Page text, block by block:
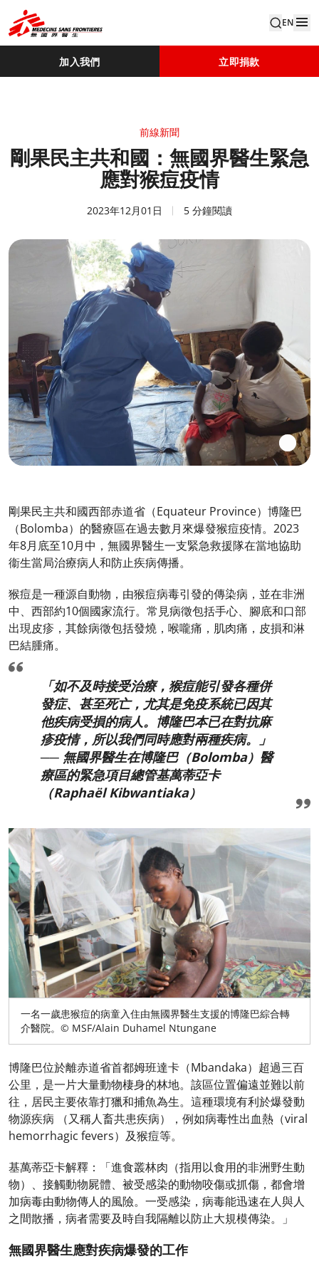
EN
加入我們 立即捐款
前線新聞
剛果民主共和國：無國界醫生緊急
應對猴痘疫情
2023年12月01日 5 分鐘閱讀
剛果民主共和國西部赤道省（Equateur Province）博隆巴
（Bolomba）的醫療區在過去數月來爆發猴痘疫情。2023
年8月底至10月中，無國界醫生一支緊急救援隊在當地協助
衞生當局治療病人和防止疾病傳播。
猴痘是一種源自動物，由猴痘病毒引發的傳染病，並在非洲
中、西部約10個國家流行。常見病徵包括手心、腳底和口部
出現皮疹，其餘病徵包括發燒，喉嚨痛，肌肉痛，皮損和淋
巴結腫痛。
「如不及時接受治療，猴痘能引發各種併
發症、甚至死亡，尤其是免疫系統已因其
他疾病受損的病人。博隆巴本已在對抗麻
疹疫情，所以我們同時應對兩種疾病。」
── 無國界醫生在博隆巴（Bolomba）醫
療區的緊急項目總管基萬蒂亞卡
（Raphaël Kibwantiaka）
一名一歲患猴痘的病童入住由無國界醫生支援的博隆巴綜合轉
介醫院。© MSF/Alain Duhamel Ntungane
博隆巴位於離赤道省首都姆班達卡（Mbandaka）超過三百
公里，是一片大量動物棲身的林地。該區位置偏遠並難以前
往，居民主要依靠打獵和捕魚為生。這種環境有利於爆發動
物源疾病 （又稱人畜共患疾病），例如病毒性出血熱（viral
hemorrhagic fevers）及猴痘等。
基萬蒂亞卡解釋：「進食叢林肉（指用以食用的非洲野生動
物）、接觸動物屍體、被受感染的動物咬傷或抓傷，都會增
加病毒由動物傳人的風險。一受感染，病毒能迅速在人與人
之間散播，病者需要及時自我隔離以防止大規模傳染。」
無國界醫生應對疾病爆發的工作